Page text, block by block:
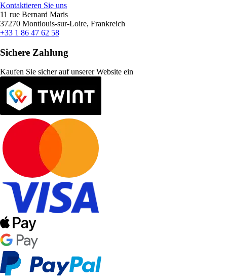
Kontaktieren Sie uns
11 rue Bernard Maris
37270 Montlouis-sur-Loire, Frankreich
+33 1 86 47 62 58
Sichere Zahlung
Kaufen Sie sicher auf unserer Website ein